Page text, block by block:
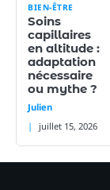
BIEN-ÊTRE
Soins
capillaires
en altitude :
adaptation
nécessaire
ou mythe ?
Julien
juillet 15, 2026